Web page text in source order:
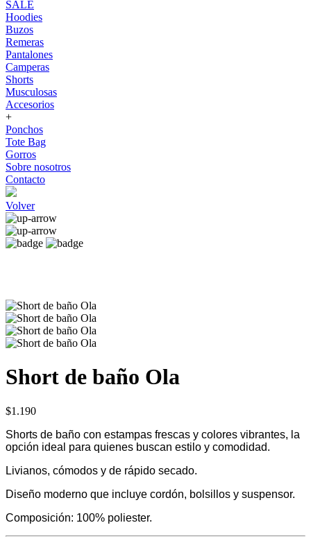
SALE
Hoodies
Buzos
Remeras
Pantalones
Camperas
Shorts
Musculosas
Accesorios
+
Ponchos
Tote Bag
Gorros
Sobre nosotros
Contacto
Volver
Short de baño Ola
$1.190
Shorts de baño con estampas frescas y colores vibrantes, la
opción ideal para quienes buscan estilo y comodidad.
Livianos, cómodos y de rápido secado.
Diseño moderno que incluye cordón, bolsillos y suspensor.
Composición: 100% poliester.